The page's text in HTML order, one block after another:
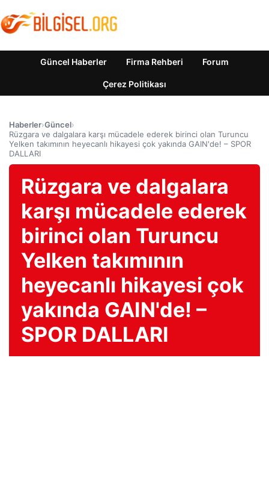
Güncel Haberler Firma Rehberi Forum
Çerez Politikası
Haberler›Güncel›
Rüzgara ve dalgalara karşı mücadele ederek birinci olan Turuncu
Yelken takımının heyecanlı hikayesi çok yakında GAIN'de! – SPOR
DALLARI
Rüzgara ve dalgalara
karşı mücadele ederek
birinci olan Turuncu
Yelken takımının
heyecanlı hikayesi çok
yakında GAIN'de! –
SPOR DALLARI